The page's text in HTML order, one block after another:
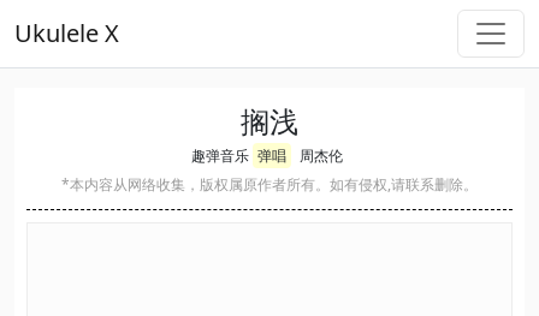
Ukulele X
搁浅
趣弹音乐 弹唱
周杰伦
*本内容从网络收集，版权属原作者所有。如有侵权,请联系删除。